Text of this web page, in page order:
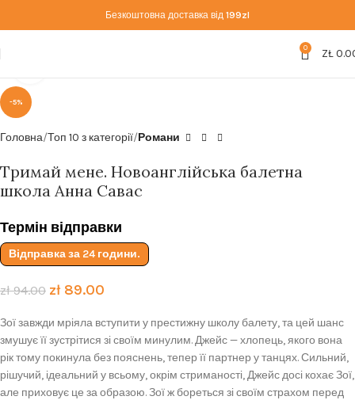
Безкоштовна доставка від 199zl
0 ZŁ
-5%
Головна Топ 10 з категорії Романи
Тримай мене. Новоанглійська балетна
школа Анна Савас
Термін відправки
Відправка за 24 години.
zł94.00 zł89.00
Зої завжди мріяла вступити у престижну школу балету, та цей шанс
змушує її зустрітися зі своїм минулим. Джейс — хлопець, якого вона
рік тому покинула без пояснень, тепер її партнер у танцях. Сильний,
рішучий, ідеальний у всьому, окрім стриманості, Джейс досі кохає Зої,
але приховує це за образою. Зої ж бореться зі своїм страхом перед